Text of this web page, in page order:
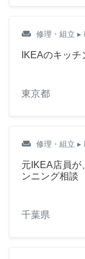
weekend 修理・組立 ▸
IKEAのキッ
東京都
weekend 修理・組立 ▸
元IKEA店員が
ンニング相談
千葉県